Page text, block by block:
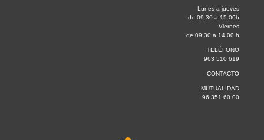
Lunes a jueves
de 09:30 a 15.00h
Viernes
de 09:30 a 14.00 h
TELÉFONO
963 510 619
CONTACTO
MUTUALIDAD
96 351 60 00